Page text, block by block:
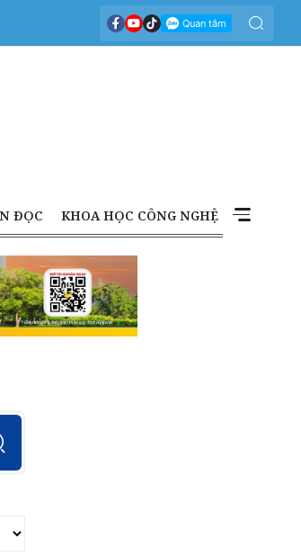
ĐỌC KHOA HỌC CÔNG NGHỆ